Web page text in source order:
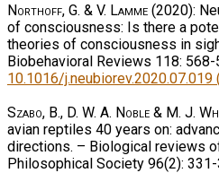
Northoff, G. & V. Lamme (2020):
of consciousness: Is there a
theories of consciousness in
Biobehavioral Reviews 118: 568-
10.1016/j.neubiorev.2020.07.019
Szabo, B., D. W. A. Noble & M. J.
avian reptiles 40 years on:
directions. – Biological reviews
Philosophical Society 96(2):